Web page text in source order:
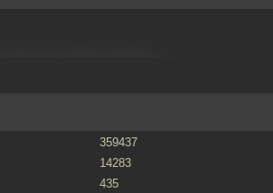
359437
14283
435